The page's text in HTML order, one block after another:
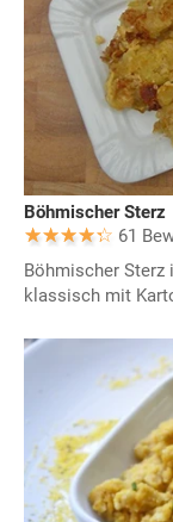
Böhmischer Sterz
61
Böhmischer
klassisch mit